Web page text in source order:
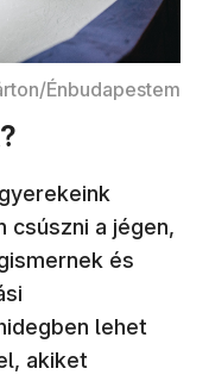
Énbudapestem
csúszni a jégen,
és
lehet
akiket